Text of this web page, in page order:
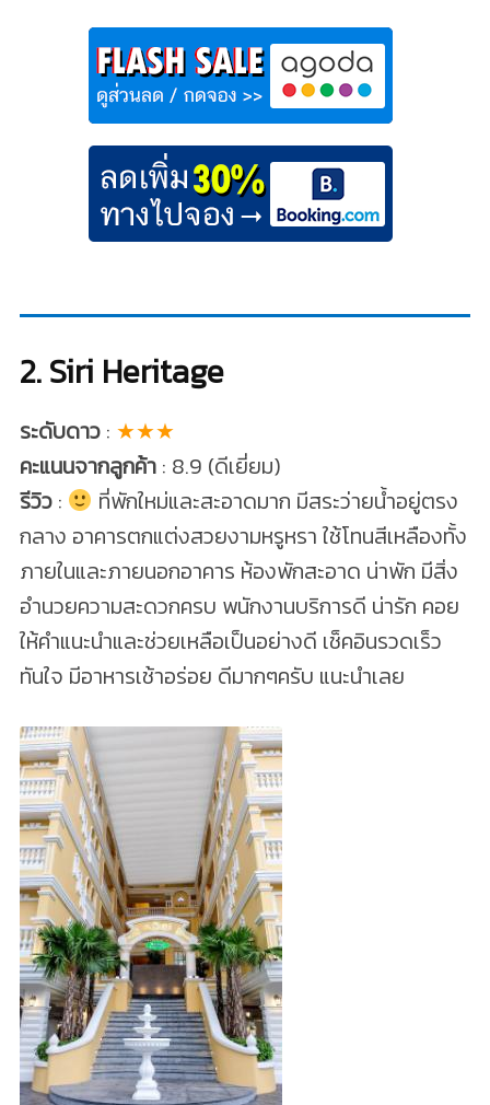
2. Siri Heritage
ระดับดาว: ★★★
คะแนนจากลูกค้า: 8.9 (ดีเยี่ยม)
รีวิว:
ที่พักใหม่และสะอาดมาก มีสระว่ายน้ำอยู่ตรง
กลาง อาคารตกแต่งสวยงามหรูหรา ใช้โทนสีเหลืองทั้ง
ภายในและภายนอกอาคาร ห้องพักสะอาด น่าพัก มีสิ่ง
อำนวยความสะดวกครบ พนักงานบริการดี น่ารัก คอย
ให้คำแนะนำและช่วยเหลือเป็นอย่างดี เช็คอินรวดเร็ว
ทันใจ มีอาหารเช้าอร่อย ดีมากๆครับ แนะนำเลย